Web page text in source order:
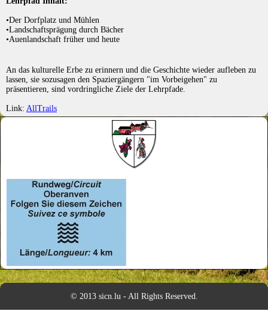
•Der Dorfplatz und Mühlen
•Landschaftsprägung durch Bächer
•Auenlandschaft früher und heute
An das kulturelle Erbe zu erinnern und die Geschichte wieder aufleben zu
lassen, sie sozusagen den Spaziergängern "im Vorbeigehen" zu
präsentieren, sind vordringliche Ziele der Lehrpfade.
Link: AllTrails
© 2013 sicn.lu - All Rights Reserved.